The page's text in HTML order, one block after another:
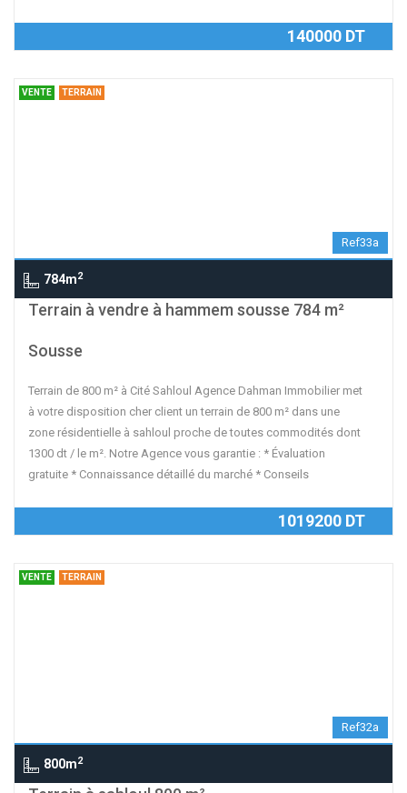
140000 DT
VENTE TERRAIN
Ref33a
784m2
contributors
Terrain à vendre à hammem sousse 784 m²
Sousse
Terrain de 800 m² à Cité Sahloul Agence Dahman Immobilier met
à votre disposition cher client un terrain de 800 m² dans une
zone résidentielle à sahloul proche de toutes commodités dont
1300 dt / le m². Notre Agence vous garantie : * Évaluation
gratuite * Connaissance détaillé du marché * Conseils
1019200 DT
VENTE TERRAIN
Ref32a
800m2
contributors